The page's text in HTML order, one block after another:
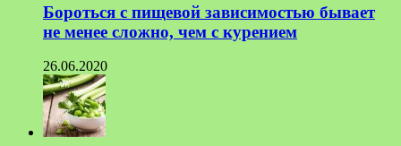
Бороться с пищевой зависимостью бывает
не менее сложно, чем с курением
26.06.2020